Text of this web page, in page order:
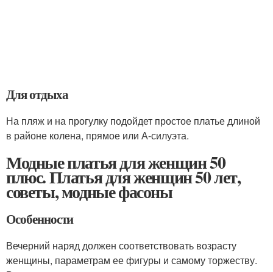
Для отдыха
На пляж и на прогулку подойдет простое платье длиной
в районе колена, прямое или А-силуэта.
Модные платья для женщин 50
плюс. Платья для женщин 50 лет,
советы, модные фасоны
Особенности
Вечерний наряд должен соответствовать возрасту
женщины, параметрам ее фигуры и самому торжеству.